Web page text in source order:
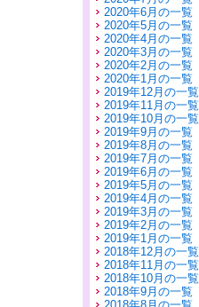
2020年6月の一覧
2020年5月の一覧
2020年4月の一覧
2020年3月の一覧
2020年2月の一覧
2020年1月の一覧
2019年12月の一覧
2019年11月の一覧
2019年10月の一覧
2019年9月の一覧
2019年8月の一覧
2019年7月の一覧
2019年6月の一覧
2019年5月の一覧
2019年4月の一覧
2019年3月の一覧
2019年2月の一覧
2019年1月の一覧
2018年12月の一覧
2018年11月の一覧
2018年10月の一覧
2018年9月の一覧